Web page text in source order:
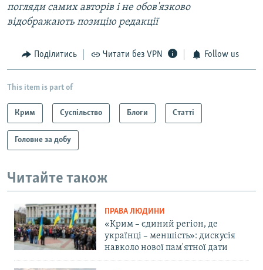
погляди самих авторів і не обов'язково
відображають позицію редакції
Поділитись Читати без VPN Follow us
This item is part of
Крим Суспільство Блоги Статті
Головне за добу
Читайте також
ПРАВА ЛЮДИНИ
«Крим – єдиний регіон, де
українці – меншість»: дискусія
навколо нової пам'ятної дати